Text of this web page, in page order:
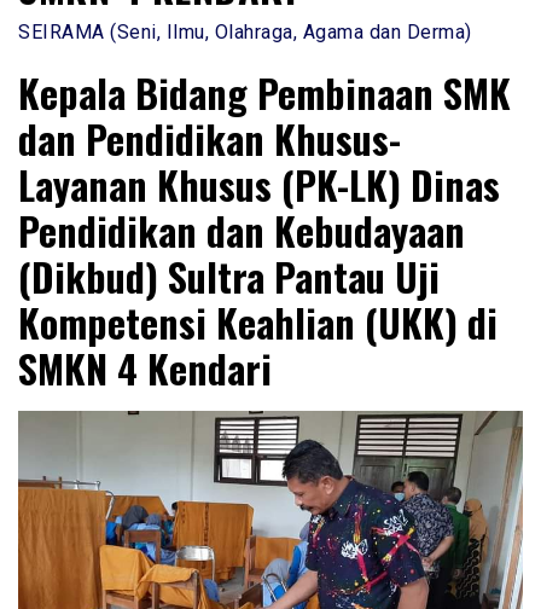
SEIRAMA (Seni, Ilmu, Olahraga, Agama dan Derma)
Kepala Bidang Pembinaan SMK
dan Pendidikan Khusus-
Layanan Khusus (PK-LK) Dinas
Pendidikan dan Kebudayaan
(Dikbud) Sultra Pantau Uji
Kompetensi Keahlian (UKK) di
SMKN 4 Kendari